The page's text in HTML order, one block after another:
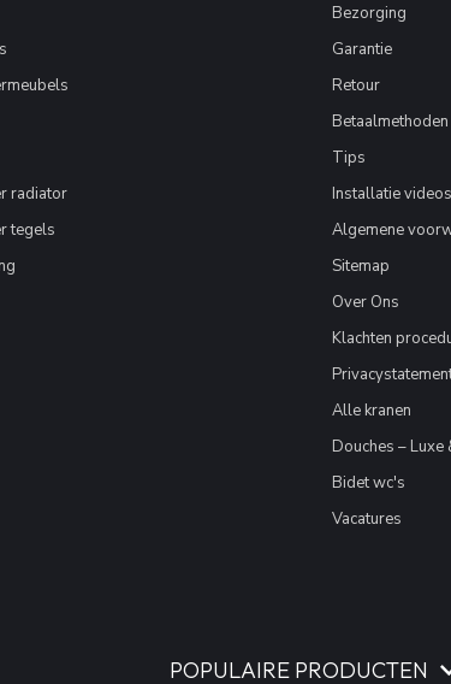
radiator
tegels
Bezorging
Garantie
Retour
Betaalmethoden
Tips
Installatie videos
Algemene
Sitemap
Over Ons
Klachten
Alle kranen
Douches –
Bidet wc's
Vacatures
POPULAIRE PRODUCTEN